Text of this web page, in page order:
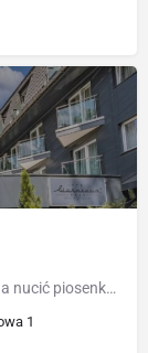
Na wzmiankę o Augustowie wielu z nas zaczyna nucić piosenkę "Augustowskie noce nad brzegami drzemiące...".…
1